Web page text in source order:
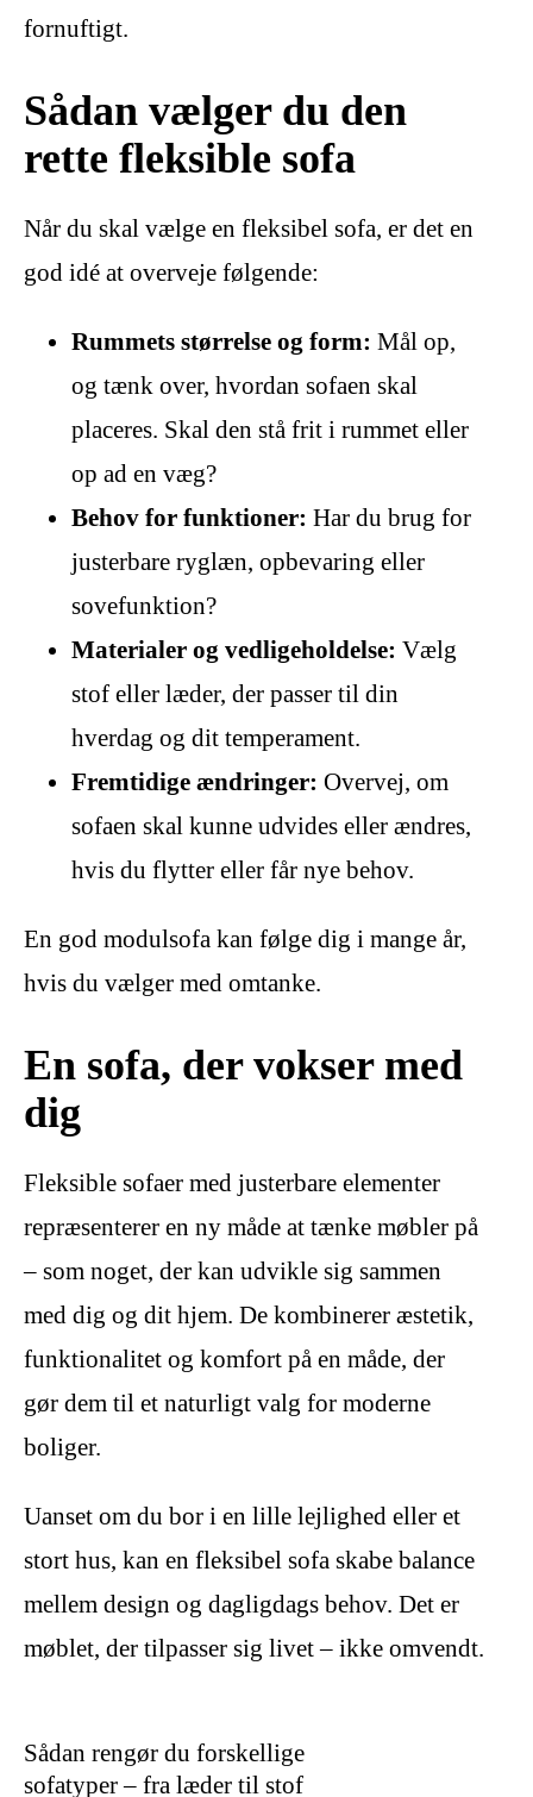
fornuftigt.
Sådan vælger du den
rette fleksible sofa
Når du skal vælge en fleksibel sofa, er det en
god idé at overveje følgende:
Rummets størrelse og form: Mål op,
og tænk over, hvordan sofaen skal
placeres. Skal den stå frit i rummet eller
op ad en væg?
Behov for funktioner: Har du brug for
justerbare ryglæn, opbevaring eller
sovefunktion?
Materialer og vedligeholdelse: Vælg
stof eller læder, der passer til din
hverdag og dit temperament.
Fremtidige ændringer: Overvej, om
sofaen skal kunne udvides eller ændres,
hvis du flytter eller får nye behov.
En god modulsofa kan følge dig i mange år,
hvis du vælger med omtanke.
En sofa, der vokser med
dig
Fleksible sofaer med justerbare elementer
repræsenterer en ny måde at tænke møbler på
– som noget, der kan udvikle sig sammen
med dig og dit hjem. De kombinerer æstetik,
funktionalitet og komfort på en måde, der
gør dem til et naturligt valg for moderne
boliger.
Uanset om du bor i en lille lejlighed eller et
stort hus, kan en fleksibel sofa skabe balance
mellem design og dagligdags behov. Det er
møblet, der tilpasser sig livet – ikke omvendt.
Sådan rengør du forskellige
sofatyper – fra læder til stof